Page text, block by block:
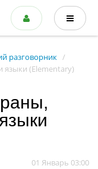
разговорник
языки (Elementary)
01 Январь 03:00